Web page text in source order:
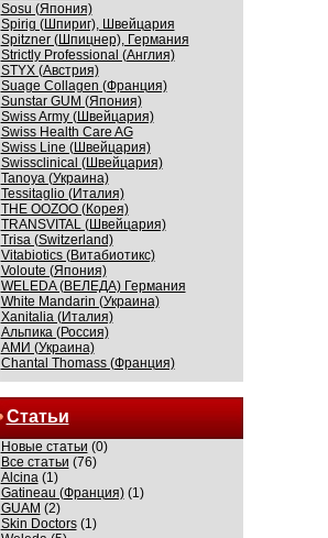
Sosu (Япония)
Spirig (Шпириг), Швейцария
Spitzner (Шпицнер), Германия
Strictly Professional (Англия)
STYX (Австрия)
Suage Collagen (Франция)
Sunstar GUM (Япония)
Swiss Army (Швейцария)
Swiss Health Care AG
Swiss Line (Швейцария)
Swissсlinical (Швейцария)
Tanoya (Украина)
Tessitaglio (Италия)
THE OOZOO (Корея)
TRANSVITAL (Швейцария)
Trisa (Switzerland)
Vitabiotics (Витабиотикс)
Voloute (Япония)
WELEDA (ВЕЛЕДА) Германия
White Mandarin (Украина)
Xanitalia (Италия)
Альпика (Россия)
АМИ (Украина)
Сhantal Thomass (Франция)
Статьи
Новые статьи (0)
Все статьи (76)
Alcina(1)
Gatineau (Франция)(1)
GUAM (2)
Skin Doctors(1)